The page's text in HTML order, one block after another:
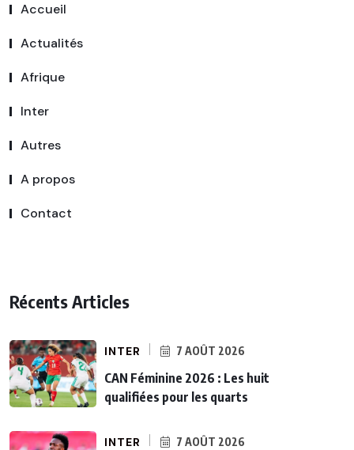
Accueil
Actualités
Afrique
Inter
Autres
A propos
Contact
Récents Articles
INTER 7 AOÛT 2026
CAN Féminine 2026 : Les huit
qualifiées pour les quarts
INTER 7 AOÛT 2026